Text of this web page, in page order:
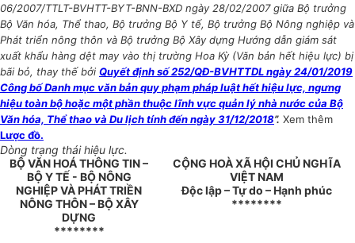
06/2007/TTLT-BVHTT-BYT-BNN-BXD ngày 28/02/2007 giữa Bộ trưởng
Bộ Văn hóa, Thể thao, Bộ trưởng Bộ Y tế, Bộ trưởng Bộ Nông nghiệp và
Phát triển nông thôn và Bộ trưởng Bộ Xây dựng Hướng dẫn giám sát
xuất khẩu hàng dệt may vào thị trường Hoa Kỳ (Văn bản hết hiệu lực) bị
bãi bỏ, thay thế bởi Quyết định số 252/QĐ-BVHTTDL ngày 24/01/2019
Công bố Danh mục văn bản quy phạm pháp luật hết hiệu lực, ngưng
hiệu toàn bộ hoặc một phần thuộc lĩnh vực quản lý nhà nước của Bộ
Văn hóa, Thể thao và Du lịch tính đến ngày 31/12/2018”. Xem thêm
Lược đồ.
Dòng trạng thái hiệu lực.
BỘ VĂN HOÁ THÔNG TIN –
BỘ Y TẾ - BỘ NÔNG
NGHIỆP VÀ PHÁT TRIỀN
NÔNG THÔN – BỘ XÂY
DỰNG
********
CỘNG HOÀ XÃ HỘI CHỦ NGHĨA
VIỆT NAM
Độc lập – Tự do – Hạnh phúc
********